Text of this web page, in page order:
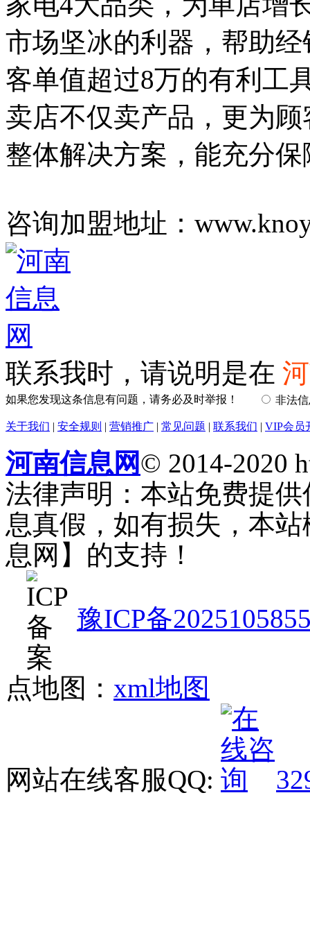
市场坚冰的利器，帮助
客单值超过8万的有利工
卖店不仅卖产品，更为
整体解决方案，能充分
咨询加盟地址：
联系我时，请说明是在
如果您发现这条信息有问题，请务必及时举报！ 非法
关于我们 | 安全规则 | 营销推广 | 常见问题 | 联系我们 | VIP会员
河南信息网© 2014-2020
法律声明：本站免费提
息真假，如有损失，本
息网】的支持！
豫ICP备
点地图： xml地图
网站在线客服QQ: